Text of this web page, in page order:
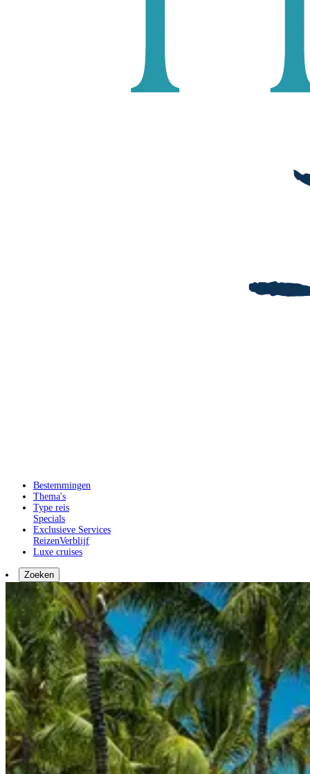
Bestemmingen
Thema's
Type reis
Specials
Exclusieve Services
ReizenVerblijf
Luxe cruises
Zoeken